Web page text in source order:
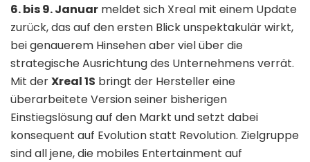
6. bis 9. Januar meldet sich Xreal mit einem Update
zurück, das auf den ersten Blick unspektakulär wirkt,
bei genauerem Hinsehen aber viel über die
strategische Ausrichtung des Unternehmens verrät.
Mit derXreal 1S bringt der Hersteller eine
überarbeitete Version seiner bisherigen
Einstiegslösung auf den Markt und setzt dabei
konsequent auf Evolution statt Revolution. Zielgruppe
sind all jene, die mobiles Entertainment auf